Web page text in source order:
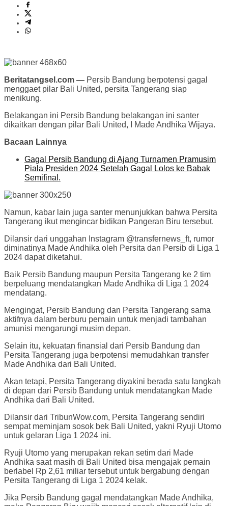
Beritatangsel.com — Persib Bandung berpotensi gagal
menggaet pilar Bali United, persita Tangerang siap
menikung.
Belakangan ini Persib Bandung belakangan ini santer
dikaitkan dengan pilar Bali United, I Made Andhika Wijaya.
Bacaan Lainnya
Gagal Persib Bandung di Ajang Turnamen Pramusim
Piala Presiden 2024 Setelah Gagal Lolos ke Babak
Semifinal.
Namun, kabar lain juga santer menunjukkan bahwa Persita
Tangerang ikut mengincar bidikan Pangeran Biru tersebut.
Dilansir dari unggahan Instagram @transfernews_ft, rumor
diminatinya Made Andhika oleh Persita dan Persib di Liga 1
2024 dapat diketahui.
Baik Persib Bandung maupun Persita Tangerang ke 2 tim
berpeluang mendatangkan Made Andhika di Liga 1 2024
mendatang.
Mengingat, Persib Bandung dan Persita Tangerang sama
aktifnya dalam berburu pemain untuk menjadi tambahan
amunisi mengarungi musim depan.
Selain itu, kekuatan finansial dari Persib Bandung dan
Persita Tangerang juga berpotensi memudahkan transfer
Made Andhika dari Bali United.
Akan tetapi, Persita Tangerang diyakini berada satu langkah
di depan dari Persib Bandung untuk mendatangkan Made
Andhika dari Bali United.
Dilansir dari TribunWow.com, Persita Tangerang sendiri
sempat meminjam sosok bek Bali United, yakni Ryuji Utomo
untuk gelaran Liga 1 2024 ini.
Ryuji Utomo yang merupakan rekan setim dari Made
Andhika saat masih di Bali United bisa mengajak pemain
berlabel Rp 2,61 miliar tersebut untuk bergabung dengan
Persita Tangerang di Liga 1 2024 kelak.
Jika Persib Bandung gagal mendatangkan Made Andhika,